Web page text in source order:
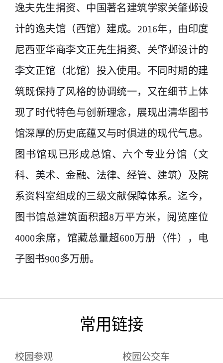
逸夫先生捐资、中国著名建筑学家关肇邺设
计的逸夫馆（西馆）建成。2016年，由印度
尼西亚华商李文正先生捐资、关肇邺设计的
李文正馆（北馆）投入使用。不同时期的建
筑既保持了风格的协调统一，又在细节上体
现了时代特色与创新理念，展现出清华图书
馆深厚的历史底蕴又与时俱进的现代气息。
图书馆现已形成总馆、六个专业分馆（文
科、美术、金融、法律、经管、建筑）及院
系资料室组成的三级文献保障体系。迄今，
图书馆总建筑面积超8万平方米，阅览座位
4000余席，馆藏总量超600万册（件），电
子图书900多万册。
常用链接
校园参观 校园公交车